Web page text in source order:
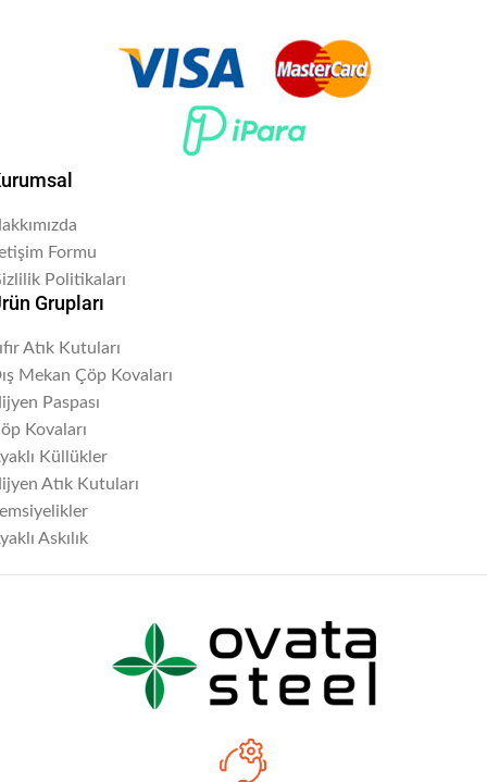
Formu
Politikaları
Grupları
Atık Kutuları
Mekan Çöp Kovaları
Paspası
Kovaları
Küllükler
Atık Kutuları
Askılık